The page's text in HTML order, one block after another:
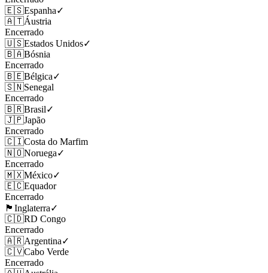
🇪🇸Espanha✓
🇦🇹Áustria
Encerrado
🇺🇸Estados Unidos✓
🇧🇦Bósnia
Encerrado
🇧🇪Bélgica✓
🇸🇳Senegal
Encerrado
🇧🇷Brasil✓
🇯🇵Japão
Encerrado
🇨🇮Costa do Marfim
🇳🇴Noruega✓
Encerrado
🇲🇽México✓
🇪🇨Equador
Encerrado
🏴󠁧󠁢󠁥󠁮󠁧󠁿 Inglaterra✓
🇨🇩RD Congo
Encerrado
🇦🇷Argentina✓
🇨🇻Cabo Verde
Encerrado